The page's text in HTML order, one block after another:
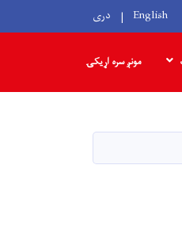
English دری
مونږ سره اړیکۍ